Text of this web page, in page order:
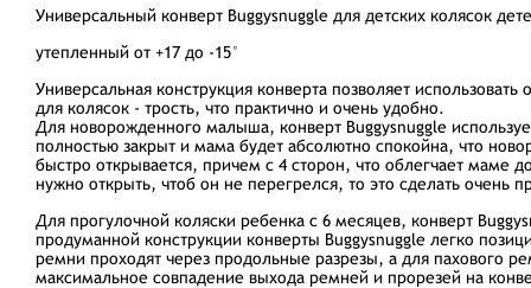
Универсальный конверт Buggysnuggle для детских колясок
утепленный от +17 до -15°
Универсальная конструкция конверта позволяет
для колясок - трость, что практично и очень удобно.
Для новорожденного малыша, конверт Buggysnuggle
полностью закрыт и мама будет абсолютно спокойна, что
быстро открывается, причем с 4 сторон, что облегчает
нужно открыть, чтоб он не перегрелся, то это сделать очень
Для прогулочной коляски ребенка с 6 месяцев, конверт
продуманной конструкции конверты Buggysnuggle легко
ремни проходят через продольные разрезы, а для пахового
максимальное совпадение выхода ремней и прорезей на